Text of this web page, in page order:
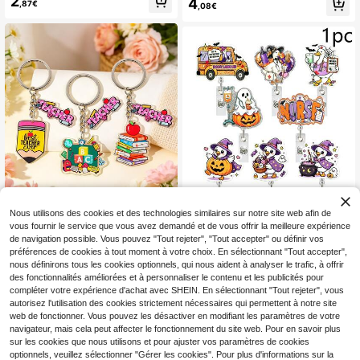
eton à ressort, utilisé pour décorer l
mes et les filles, convient comme p
orte-clés de voiture
,87€
Porte-clés thématiques de reconnai
ssance pour la Fête des enseignant
s, pendentifs porte-clés en acryliqu
e mignons pour enseignants, conve
nant à la rentrée scolaire, à la saiso
n de remise des diplômes et à l'ouv
erture de l'école, cadeaux de remer
ciement pour les enseignants
3,41€
OTAR, Rhysand. Ornement de sac c
sac à dos/vêtements pour les fans o
riginaux. Premier choix pour les cad
eaux de vacances.
4 ,08€
1 pièce Enrouleur de badge d'oie
d'Halloween, porte-badge rétractab
le avec motif d'oie d'Halloween mig
non, convient aux infirmières, travai
lleurs, médecins, infirmières autoris
ées, aides-soignants, design de bad
ge amusant, clip de badge durable,
plat 2D
3,30€
Nous utilisons des cookies et des technologies similaires sur notre site web afin de
vous fournir le service que vous avez demandé et de vous offrir la meilleure expérience
de navigation possible. Vous pouvez "Tout rejeter", "Tout accepter" ou définir vos
préférences de cookies à tout moment à votre choix. En sélectionnant "Tout accepter",
nous définirons tous les cookies optionnels, qui nous aident à analyser le trafic, à offrir
des fonctionnalités améliorées et à personnaliser le contenu et les publicités pour
compléter votre expérience d'achat avec SHEIN. En sélectionnant "Tout rejeter", vous
autorisez l'utilisation des cookies strictement nécessaires qui permettent à notre site
web de fonctionner. Vous pouvez les désactiver en modifiant les paramètres de votre
navigateur, mais cela peut affecter le fonctionnement du site web. Pour en savoir plus
sur les cookies que nous utilisons et pour ajuster vos paramètres de cookies
optionnels, veuillez sélectionner "Gérer les cookies". Pour plus d'informations sur la